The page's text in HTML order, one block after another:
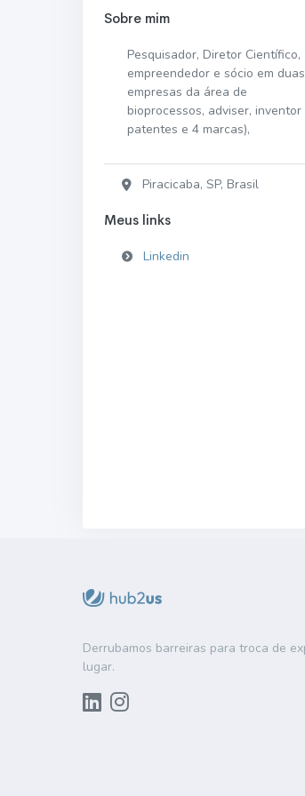
Sobre mim
Pesquisador, Diretor Científico,
empreendedor e sócio em duas
empresas da área de
bioprocessos, adviser, inventor
patentes e 4 marcas),
Piracicaba, SP, Brasil
Meus links
Linkedin
Derrubamos barreiras para troca de
lugar.